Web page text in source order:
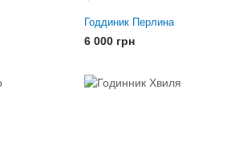
Годдиник Перлина
6 000 грн